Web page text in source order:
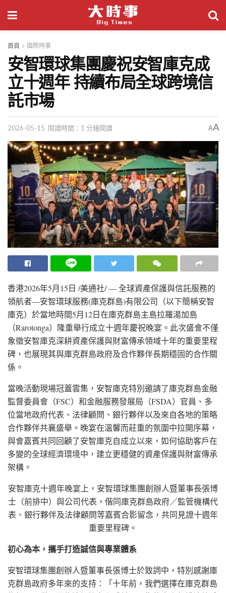
首頁 國際時事
安智環球集團慶祝安智庫克成
立十週年 持續布局全球跨境信
託市場
2026-05-15 閱讀時間：1 分鐘閱讀 AA
香港2026年5月15日 /美通社/ — 全球資產保護與信託服務的
領航者—安智環球服務(庫克群島)有限公司（以下簡稱安智
庫克）於當地時間5月12日在庫克群島主島拉羅湯加島
（Rarotonga）隆重舉行成立十週年慶祝晚宴。此次盛會不僅
象徵安智庫克深耕資產保護與財富傳承領域十年的重要里程
碑，也展現其與庫克群島政府及合作夥伴長期穩固的合作關
係。
當晚活動現場冠蓋雲集，安智庫克特別邀請了庫克群島金融
監督委員會（FSC）和金融服務發展局（FSDA）官員、多
位當地政府代表、法律顧問、銀行夥伴以及來自各地的策略
合作夥伴共襄盛舉。晚宴在溫馨而莊重的氛圍中拉開序幕，
與會嘉賓共同回顧了安智庫克自成立以來，如何協助客戶在
多變的全球經濟環境中，建立更穩健的資產保護與財富傳承
架構。
安智庫克十週年晚宴上，安智環球集團創辦人暨董事長張博
士（前排中）與公司代表，偕同庫克群島政府／監管機構代
表、銀行夥伴及法律顧問等嘉賓合影留念，共同見證十週年
重要里程碑。
初心為本，攜手打造誠信與專業體系
安智環球集團創辦人暨董事長張博士於致詞中，特別感謝庫
克群島政府多年來的支持：「十年前，我們選擇在庫克群島